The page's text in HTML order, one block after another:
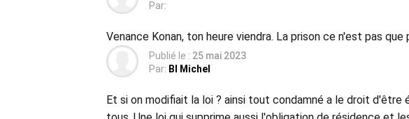
Par:
Venance Konan, ton heure viendra. La prison ce n'est pas que
Publié le : 25 mai 2023
Par: BI Michel
Et si on modifiait la loi ? ainsi tout condamné a le droit